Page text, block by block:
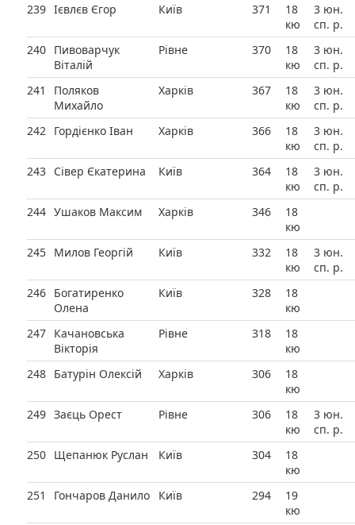
239 Ієвлєв Єгор Київ 371
18
кю
3 юн.
сп. р.
240 Пивоварчук
Віталій
Рівне 370
18
кю
3 юн.
сп. р.
241
Поляков
Михайло
Харків 367
18
кю
3 юн.
сп. р.
242 Гордієнко Іван Харків 366
18
кю
3 юн.
сп. р.
243 Сівер Єкатерина Київ 364
18
кю
3 юн.
сп. р.
244 Ушаков Максим Харків 346
18
кю
245 Милов Георгій Київ 332
18
кю
3 юн.
сп. р.
246 Богатиренко
Олена
Київ 328
18
кю
247 Качановська
Вікторія
Рівне 318
18
кю
248 Батурін Олексій Харків 306
18
кю
249 Заєць Орест Рівне 306
18
кю
3 юн.
сп. р.
250 Щепанюк Руслан Київ 304
18
кю
251
Гончаров Данило Київ 294
19
кю